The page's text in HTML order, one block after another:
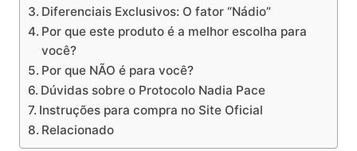
Diferenciais Exclusivos: O fator “Nádio”
Por que este produto é a melhor escolha para
você?
Por que NÃO é para você?
Dúvidas sobre o Protocolo Nadia Pace
Instruções para compra no Site Oficial
Relacionado